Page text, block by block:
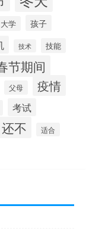
大学 孩子
技术 技能
节期间
父母 疫情
考试
还不 适合